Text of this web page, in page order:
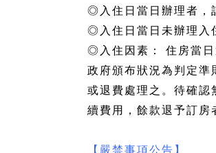
◎ 入住 日當日辦理者
◎ 入住 日當日未辦理
◎ 入住因素： 住房當
政府頒布狀況為判定
或退費處理之。待確
續費用，餘款退予訂房
【嚴禁事項公告】